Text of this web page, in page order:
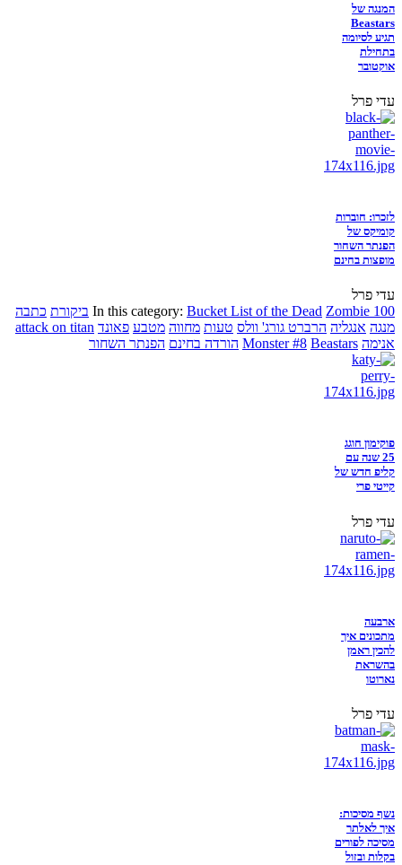
המנגה של
Beastars
תגיע לסיומה
בתחילת
אוקטובר
עדי פרל
לזכרו: חוברות
קומיקס של
הפנתר השחור
מופצות בחינם
עדי פרל
In this category: Bucket List of the Dead Zombie 100 ביקורת כתבה
מנגה אנגליה הרברט גורג' וולס טעות מחווה מטבע פאונד attack on titan
אנימה
Monster #8 Beastars הורדה בחינם הפנתר השחור
פוקימון חוגג
25 שנה עם
קליפ חדש של
קייטי פרי
עדי פרל
ארבעה
מתכונים איך
להכין ראמן
בהשראת
נארוטו
עדי פרל
נשף מסיכות:
איך לאלתר
מסיכה לפורים
בקלות ובזול